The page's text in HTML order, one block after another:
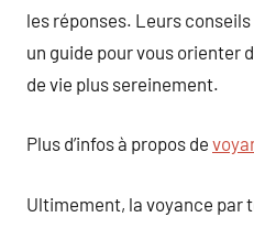
les réponses. Leurs
un guide pour vous orienter
de vie plus sereinement.
Plus d’infos à propos de
Ultimement, la voyance par